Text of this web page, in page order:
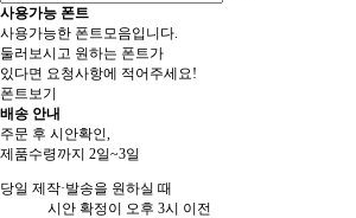
사용가능 폰트
사용가능한 폰트모음입니다.
둘러보시고 원하는 폰트가
있다면 요청사항에 적어주세요!
폰트보기
배송 안내
주문 후 시안확인,
제품수령까지 2일~3일
당일 제작·발송을 원하실 때
시안 확정이 오후 3시 이전